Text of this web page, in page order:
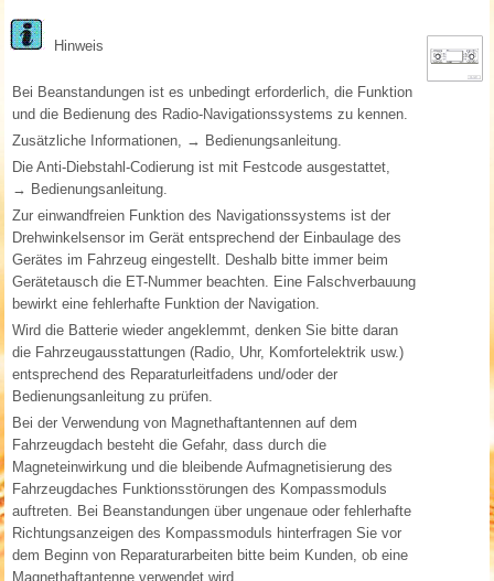
Hinweis
Bei Beanstandungen ist es unbedingt erforderlich, die Funktion
und die Bedienung des Radio-Navigationssystems zu kennen.
Zusätzliche Informationen, → Bedienungsanleitung.
Die Anti-Diebstahl-Codierung ist mit Festcode ausgestattet,
→ Bedienungsanleitung.
Zur einwandfreien Funktion des Navigationssystems ist der
Drehwinkelsensor im Gerät entsprechend der Einbaulage des
Gerätes im Fahrzeug eingestellt. Deshalb bitte immer beim
Gerätetausch die ET-Nummer beachten. Eine Falschverbauung
bewirkt eine fehlerhafte Funktion der Navigation.
Wird die Batterie wieder angeklemmt, denken Sie bitte daran
die Fahrzeugausstattungen (Radio, Uhr, Komfortelektrik usw.)
entsprechend des Reparaturleitfadens und/oder der
Bedienungsanleitung zu prüfen.
Bei der Verwendung von Magnethaftantennen auf dem
Fahrzeugdach besteht die Gefahr, dass durch die
Magneteinwirkung und die bleibende Aufmagnetisierung des
Fahrzeugdaches Funktionsstörungen des Kompassmoduls
auftreten. Bei Beanstandungen über ungenaue oder fehlerhafte
Richtungsanzeigen des Kompassmoduls hinterfragen Sie vor
dem Beginn von Reparaturarbeiten bitte beim Kunden, ob eine
Magnethaftantenne verwendet wird.